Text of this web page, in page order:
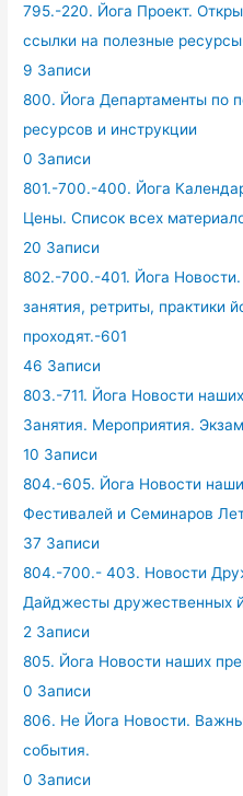
795.-220. Йога Проект.
ссылки на полезные
9 Записи
800. Йога Департаменты по
ресурсов и инструкции
0 Записи
801.-700.-400. Йога
Цены. Список всех
20 Записи
802.-700.-401. Йога
занятия, ретриты, практики
проходят.-601
46 Записи
803.-711. Йога Новости
Занятия. Мероприятия.
10 Записи
804.-605. Йога Новости
Фестивалей и Семинаров
37 Записи
804.-700.- 403. Новости
Дайджесты дружественных
2 Записи
805. Йога Новости наших
0 Записи
806. Не Йога Новости.
события.
0 Записи